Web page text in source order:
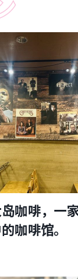
咖啡，一
咖啡馆。